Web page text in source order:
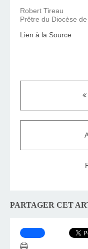
Robert Tireau
Prêtre du Diocèse
Lien à la Source
PARTAGER CET